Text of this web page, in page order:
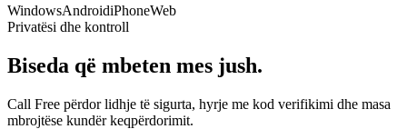
WindowsAndroidiPhoneWeb
Privatësi dhe kontroll
Biseda që mbeten mes jush.
Call Free përdor lidhje të sigurta, hyrje me kod verifikimi dhe masa
mbrojtëse kundër keqpërdorimit.